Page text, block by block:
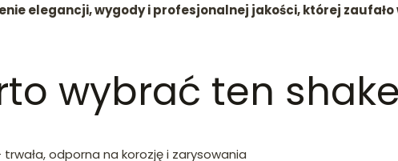
elegancji, wygody i profesjonalnej jakości, której
wybrać ten
trwała, odporna na korozję i zarysowania